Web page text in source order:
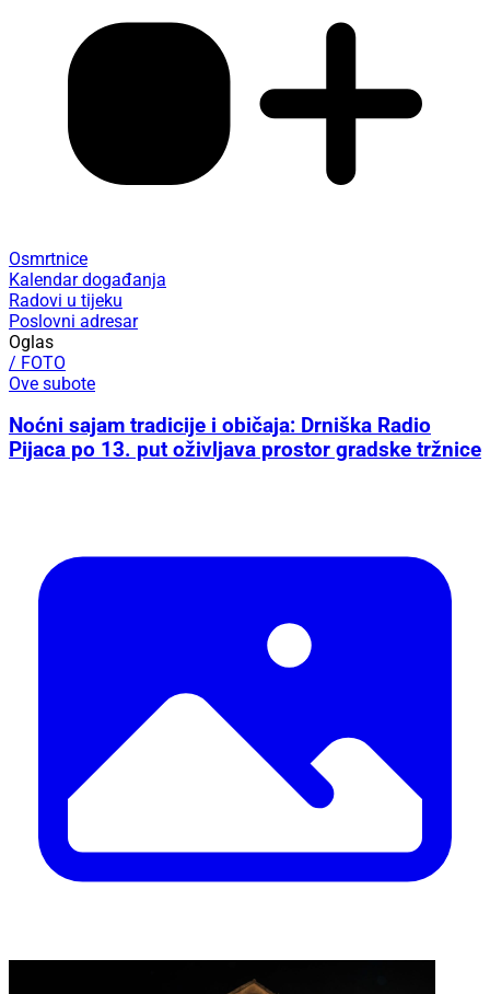
Osmrtnice
Kalendar događanja
Radovi u tijeku
Poslovni adresar
Oglas
/ FOTO
Ove subote
Noćni sajam tradicije i običaja: Drniška Radio
Pijaca po 13. put oživljava prostor gradske tržnice